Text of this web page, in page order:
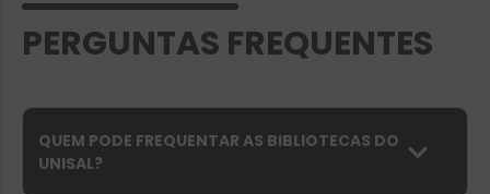
PERGUNTAS FREQUENTES
QUEM PODE FREQUENTAR AS BIBLIOTECAS DO
UNISAL?